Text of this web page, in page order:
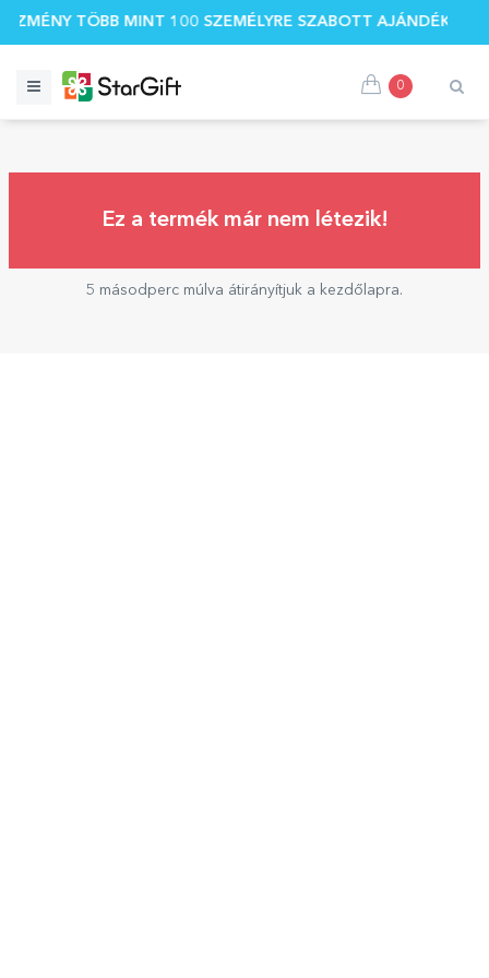
TÖBB MINT 100 SZEMÉLYRE SZABOTT AJÁNDÉKRA
0
Ez a termék már nem létezik!
5 másodperc múlva átirányítjuk a kezdőlapra.